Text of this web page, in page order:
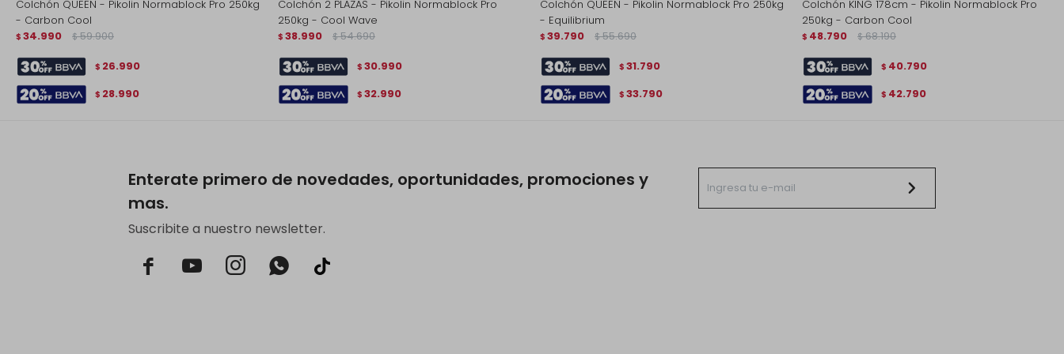
Colchón QUEEN - Pikolin Normablock Pro 250kg
- Carbon Cool
$ 34.990 $ 59.900
$ 26.990
$ 28.990
Colchón 2 PLAZAS - Pikolin Normablock Pro
250kg - Cool Wave
$ 38.990 $ 54.690
$ 30.990
$ 32.990
Colchón QUEEN - Pikolin Normablock Pro 250kg
- Equilibrium
$ 39.790 $ 55.690
$ 31.790
$ 33.790
Colchón KING 178cm - Pikolin Normablock Pro
250kg - Carbon Cool
$ 48.790 $ 68.190
$ 40.790
$ 42.790
Enterate primero de novedades, oportunidades, promociones y
mas.
Suscribite a nuestro newsletter.
  